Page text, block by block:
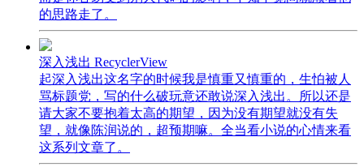
的思路走了。
深入浅出 RecyclerView
起深入浅出这名字的时候我是慎重又慎重的，生怕被人
骂标题党，写的什么破玩意还敢说深入浅出。所以还是
请大家不要抱着太高的期望，因为没有期望就没有失
望，就像陈润说的，超预期嘛。全当看小说的心情来看
这系列文章了。